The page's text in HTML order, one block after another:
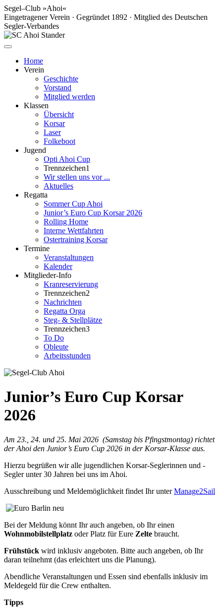
Segel–Club »Ahoi«
Eingetragener Verein · Gegründet 1892 · Mitglied des Deutschen
Segler-Verbandes
Home
Verein
Geschichte
Vorstand
Mitglied werden
Klassen
Übersicht
Korsar
Laser
Folkeboot
Jugend
Opti Ahoi Cup
Trennzeichen1
Wir stellen uns vor ...
Aktuelles
Regatta
Sommer Cup Ahoi
Junior’s Euro Cup Korsar 2026
Rolling Home
Interne Wettfahrten
Ostertraining Korsar
Termine
Veranstaltungen
Kalender
Mitglieder-Info
Kranreservierung
Trennzeichen2
Nachrichten
Regatta Orga
Steg- & Stellplätze
Trennzeichen3
To Do
Obleute
Arbeitsstunden
Junior’s Euro Cup Korsar
2026
Am 23., 24. und 25. Mai 2026 (Samstag bis Pfingstmontag) richtet
der Ahoi den Junior’s Euro Cup 2026 in der Korsar-Klasse aus.
Hierzu begrüßen wir alle jugendlichen Korsar-Seglerinnen und -
Segler unter 30 Jahren bei uns im Ahoi.
Ausschreibung und Meldemöglichkeit findet Ihr unterManage2Sail
Bei der Meldung könnt Ihr auch angeben, ob Ihr einen
Wohnmobilstellplatz oder Platz für Eure Zelte braucht.
Frühstück wird inklusiv angeboten. Bitte auch angeben, ob Ihr
daran teilnehmt (das erleichtert uns die Planung).
Abendliche Veranstaltungen und Essen sind ebenfalls inklusiv im
Meldegeld für die Crew enthalten.
Tipps